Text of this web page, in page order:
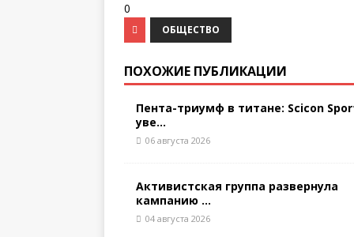
0
ОБЩЕСТВО
ПОХОЖИЕ ПУБЛИКАЦИИ
Пента-триумф в титане: Scicon
уве...
06 августа 2026
Активистская группа развернула
кампанию ...
04 августа 2026